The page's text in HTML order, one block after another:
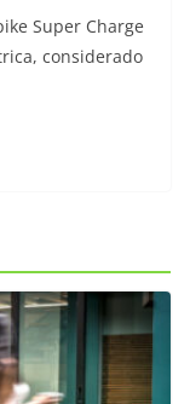
Super Charge
considerado